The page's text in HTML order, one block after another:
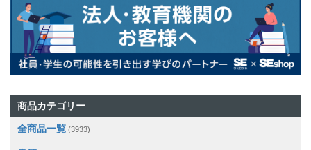
商品カテゴリー
全商品一覧 (3933)